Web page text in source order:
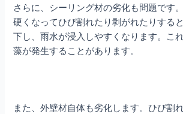
さらに、シーリング材の劣化も問題です
硬くなってひび割れたり剥がれたりする
下し、雨水が浸入しやすくなります。こ
藻が発生することがあります。
また、外壁材自体も劣化します。ひび割